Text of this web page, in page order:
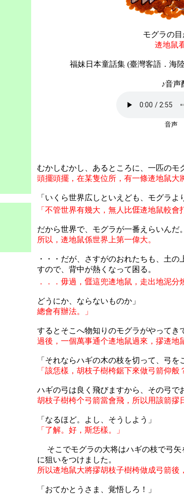
モグラの
逩地鼠
福妹日本童話集 (臺灣客語．海
♪音声
音声
むかしむかし あるところに 、一匹のモ
頭擺頭擺，在某隻位所，有一條逩地鼠大
「いくら世界広しといえども、モグラよ
「不管世界有幾大，無人比𠊎逩地鼠較會
だから世界で、モグラが一番えらいんだ。
所以，逩地鼠係世界上第一偉大。
・・・だが、さすがのおれたちも、土
すので、背中が熱くなって困る。
．．．毋過， 𠊎這兜逩地鼠，走出地泥分
どうにか、ならないものか」
總會有辦法。」
するとそこへ物知りのモグラがやってき
過後，一個萬事通个逩地鼠過來，摎逩地
「それならハギの木の枝を切って、弓
「該恁樣，胡枝子樹桍鋸下來做弓箭仰般
ハギの弓は良く飛びますから、その弓で
胡枝子樹桍个弓箭當會飛，所以用該箭摎
「なるほど。よし、そうしよう」
「了解。好，斯恁樣。」
そこでモグラの大将はハギの枝で弓矢
に狙いをつけました。
所以逩地鼠大將摎胡枝子樹桍做成弓箭後
「おてかとうさま、覚悟しろ！」